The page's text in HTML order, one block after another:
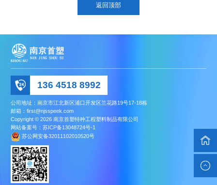
返回顶部
136 4518 8992
公司地址：南京市江北新区浦口开发区兰花路19号17-18栋
邮箱：first@njsspeek.com
Copyright © 2026 南京首塑特种工程塑料制品有限公司
网站备案号：苏ICP备13048724号-1
苏公网安备32011102010520号